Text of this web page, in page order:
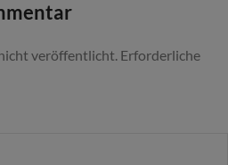
veröffentlicht. Erforderliche